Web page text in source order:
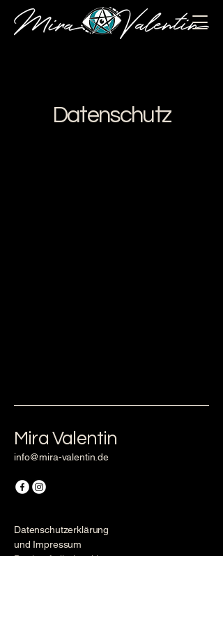
Datenschutz
Mira Valentin
info@mira-valentin.de
Datenschutzerklärung
und Impressum
Barrierefreiheitserklärung